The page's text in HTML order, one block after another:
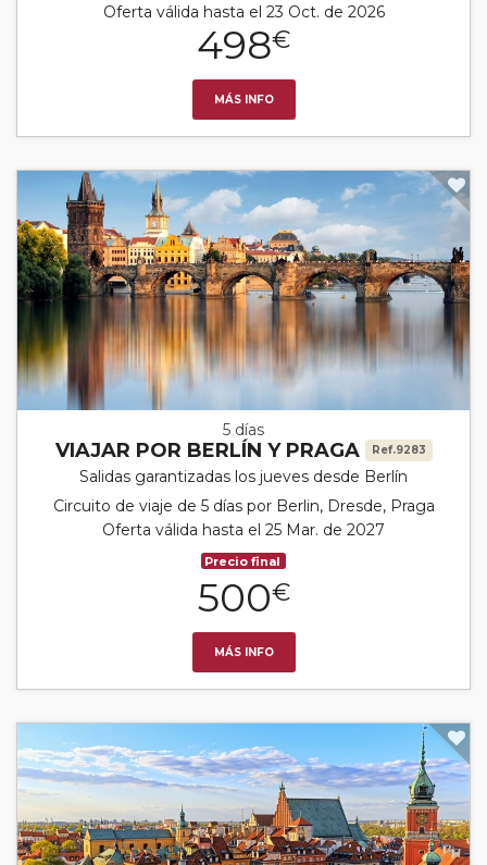
Oferta válida hasta el 23 Oct. de 2026
498€
MÁS INFO
5 días
VIAJAR POR BERLÍN Y PRAGA Ref.9283
Salidas garantizadas los jueves desde Berlín
Circuito de viaje de 5 días por Berlin, Dresde, Praga
Oferta válida hasta el 25 Mar. de 2027
Precio final
500€
MÁS INFO